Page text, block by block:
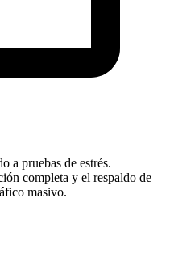
a pruebas de estrés.
completa y el respaldo de
masivo.